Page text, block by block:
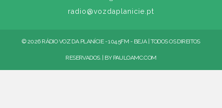
radio@vozdaplanicie.pt
© 2026 RÁDIO VOZ DA PLANÍCIE - 104.5FM - BEJA | TODOS OS DIREITOS
RESERVADOS. | BY PAULOAMC.COM